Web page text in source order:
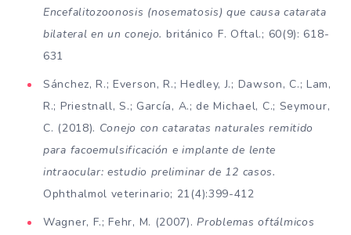
Encefalitozoonosis (nosematosis) que causa catarata
bilateral en un conejo. británico F. Oftal.; 60(9): 618-
631
Sánchez, R.; Everson, R.; Hedley, J.; Dawson, C.; Lam,
R.; Priestnall, S.; García, A.; de Michael, C.; Seymour,
C. (2018). Conejo con cataratas naturales remitido
para facoemulsificación e implante de lente
intraocular: estudio preliminar de 12 casos.
Ophthalmol veterinario; 21(4):399-412
Wagner, F.; Fehr, M. (2007).Problemas oftálmicos